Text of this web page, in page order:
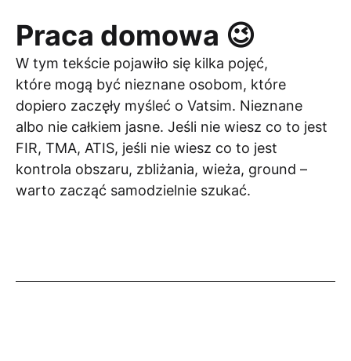
Praca domowa 😉
W tym tekście pojawiło się kilka pojęć,
które mogą być nieznane osobom, które
dopiero zaczęły myśleć o Vatsim. Nieznane
albo nie całkiem jasne. Jeśli nie wiesz co to jest
FIR, TMA, ATIS, jeśli nie wiesz co to jest
kontrola obszaru, zbliżania, wieża, ground –
warto zacząć samodzielnie szukać.